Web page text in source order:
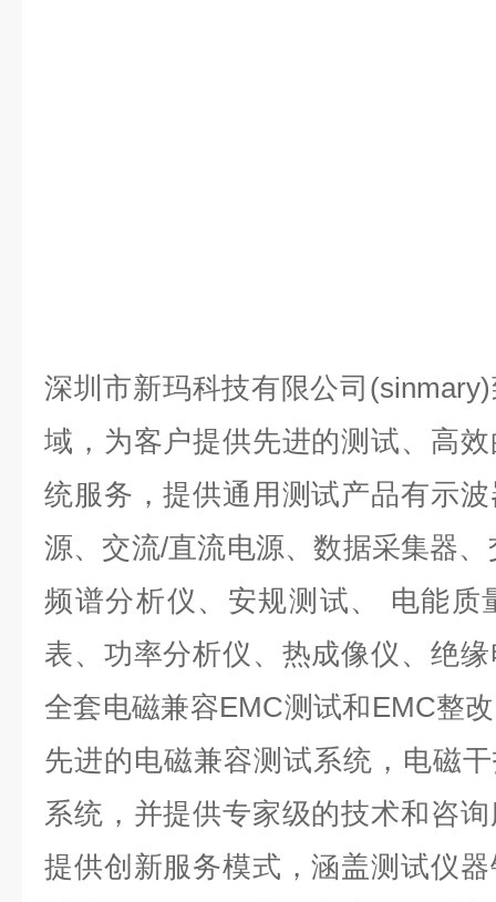
深圳市新玛科技有限公司
域，为客户提供先进的测试、高
统服务，提供通用测试产品有示
源、交流/直流电源、数据采集器
频谱分析仪、安规测试、 电能质
表、功率分析仪、热成像仪、绝
全套电磁兼容EMC测试和EMC整
先进的电磁兼容测试系统，电磁
系统，并提供专家级的技术和咨
提供创新服务模式，涵盖测试仪